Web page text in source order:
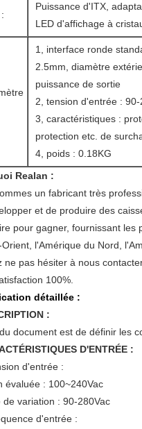
Puissance d'ITX,
LED d'affichage à
1, interface ronde
2.5mm, diamètre
puissance de sortie
2, tension d'entrée : 90-
3, caractéristiques :
protection etc. de
4, poids : 0.18KG
Realan :
un fabricant très
et de produire des
pour gagner, fournissant les
l'Amérique du Nord,
ne pas hésiter à nous
100%.
détaillée :
:
document est de définir les
D'ENTRÉE :
d'entrée :
évaluée : 100~240Vac
de variation : 90-280Vac
d'entrée :